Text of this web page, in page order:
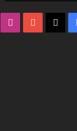
فيسبوك ‫YouTube